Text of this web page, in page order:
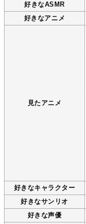
好きなASMR
好きなアニメ
見たアニメ
好きなキャラクター
好きなサンリオ
好きな声優